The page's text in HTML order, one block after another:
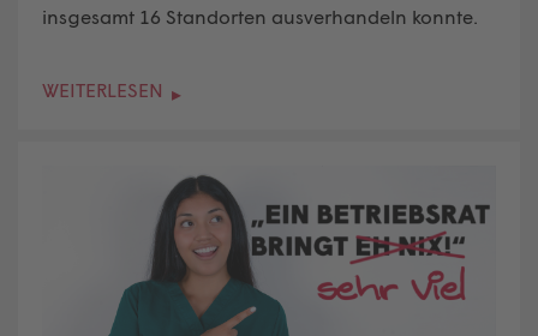
insgesamt 16 Standorten ausverhandeln konnte.
WEITERLESEN